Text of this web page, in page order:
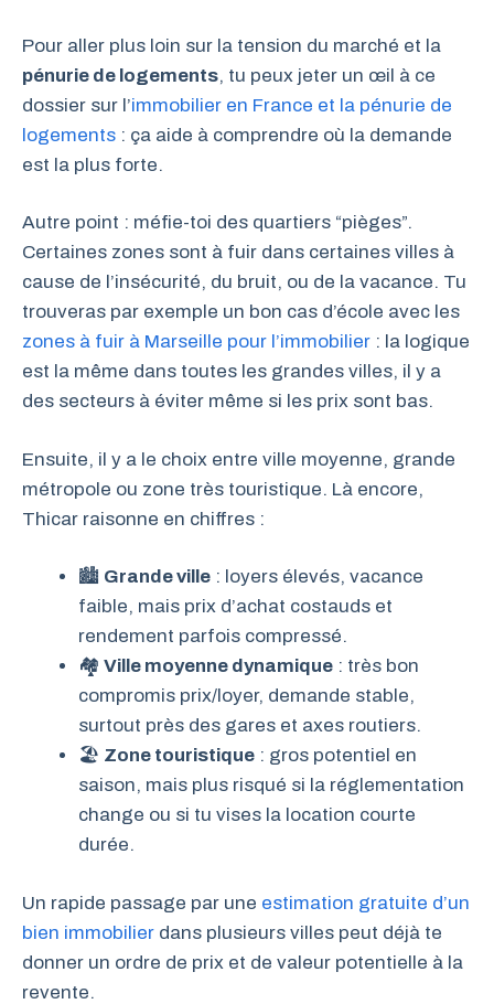
Pour aller plus loin sur la tension du marché et la
pénurie de logements, tu peux jeter un œil à ce
dossier sur l’immobilier en France et la pénurie de
logements : ça aide à comprendre où la demande
est la plus forte.
Autre point : méfie-toi des quartiers “pièges”.
Certaines zones sont à fuir dans certaines villes à
cause de l’insécurité, du bruit, ou de la vacance. Tu
trouveras par exemple un bon cas d’école avec les
zones à fuir à Marseille pour l’immobilier : la logique
est la même dans toutes les grandes villes, il y a
des secteurs à éviter même si les prix sont bas.
Ensuite, il y a le choix entre ville moyenne, grande
métropole ou zone très touristique. Là encore,
Thicar raisonne en chiffres :
🏙 Grande ville : loyers élevés, vacance
faible, mais prix d’achat costauds et
rendement parfois compressé.
🏘 Ville moyenne dynamique : très bon
compromis prix/loyer, demande stable,
surtout près des gares et axes routiers.
🏖 Zone touristique : gros potentiel en
saison, mais plus risqué si la réglementation
change ou si tu vises la location courte
durée.
Un rapide passage par une estimation gratuite d’un
bien immobilier dans plusieurs villes peut déjà te
donner un ordre de prix et de valeur potentielle à la
revente.